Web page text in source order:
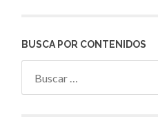
BUSCA POR CONTENIDOS